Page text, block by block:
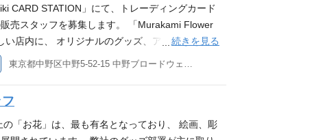
【求めるスキル】 ・事務作業に支障のない程度
任感をもって仕事に取り組める方 ・パワフルに
る方 ・基本的な挨拶をはじめ、礼節など重んじ
CARD STATION」にて、トレーディングカード
売スタッフを募集します。 「Murakami Flower
店内に、 オリジナルのグッズ、アパレル、版画
ースも併設されています！ ※カードゲーム未経
（VMD）や、SNS運用、新規商品の開発もお
の育成・管理 【歓迎スキル・資格】 ・アパレ
カイキキへ強い興味をお持ちの方 ＼下記経験
続きを見る
「お花」は、最も有名となっており、 絵画、彫